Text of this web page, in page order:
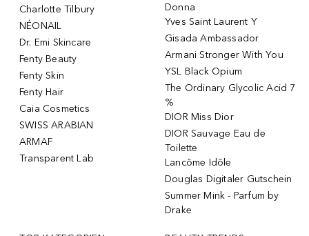
Charlotte Tilbury
NÉONAIL
Dr. Emi Skincare
Fenty Beauty
Fenty Skin
Fenty Hair
Caia Cosmetics
SWISS ARABIAN
ARMAF
Transparent Lab
Donna
Yves Saint Laurent Y
Gisada Ambassador
Armani Stronger With You
YSL Black Opium
The Ordinary Glycolic Acid 7
%
DIOR Miss Dior
DIOR Sauvage Eau de
Toilette
Lancôme Idôle
Douglas Digitaler Gutschein
Summer Mink - Parfum by
Drake